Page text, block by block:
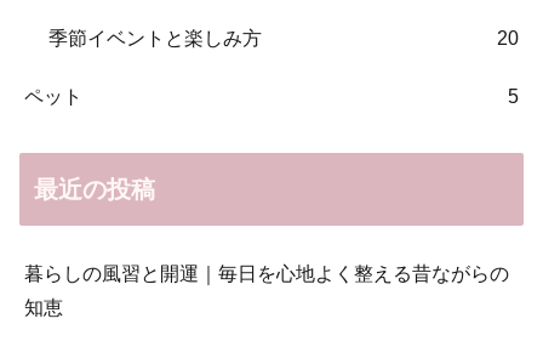
季節イベントと楽しみ方 20
ペット 5
最近の投稿
暮らしの風習と開運｜毎日を心地よく整える昔ながらの
知恵